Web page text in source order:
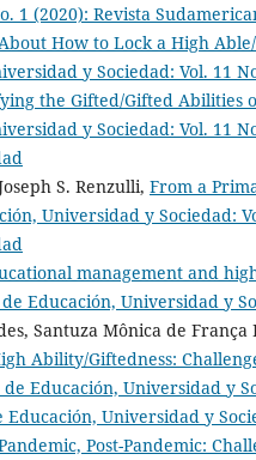
1 (2020): Revista
How to Lock a High
y Sociedad: Vol. 11
the Gifted/Gifted Abilities
y Sociedad: Vol. 11
S. Renzulli, From a
Universidad y Sociedad:
management and
Educación, Universidad y
Santuza Mônica de
Ability/Giftedness:
Educación, Universidad y
Educación, Universidad y
Post-Pandemic: